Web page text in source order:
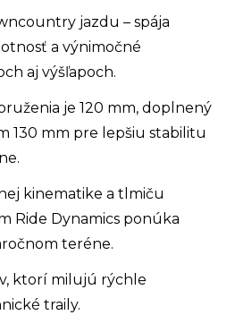
jazdu – spája
a výnimočné
aj výšľapoch.
je 120 mm, doplnený
130 mm pre lepšiu stabilitu
kinematike a tlmiču
Ride Dynamics ponúka
teréne.
ktorí milujú rýchle
traily.